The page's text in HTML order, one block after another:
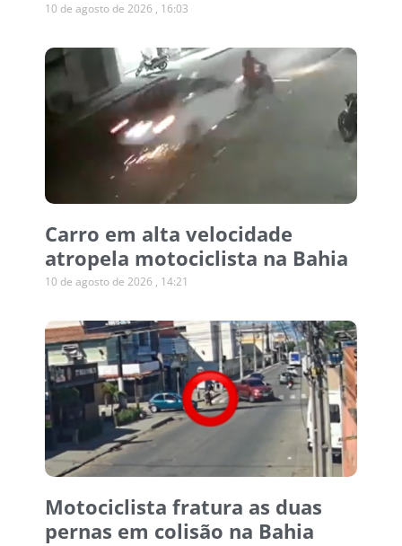
10 de agosto de 2026 16:03
Carro em alta velocidade
atropela motociclista na Bahia
10 de agosto de 2026 14:21
Motociclista fratura as duas
pernas em colisão na Bahia